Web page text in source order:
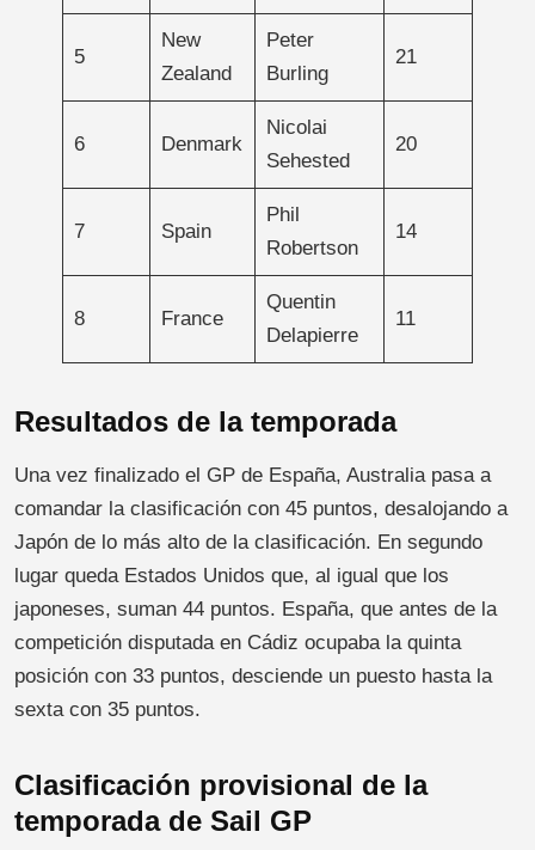
5
New
Zealand
Peter
Burling
21
6 Denmark
Nicolai
Sehested
20
7 Spain
Phil
Robertson
14
8 France
Quentin
Delapierre
11
Resultados de la temporada
Una vez finalizado el GP de España, Australia pasa a
comandar la clasificación con 45 puntos, desalojando a
Japón de lo más alto de la clasificación. En segundo
lugar queda Estados Unidos que, al igual que los
japoneses, suman 44 puntos. España, que antes de la
competición disputada en Cádiz ocupaba la quinta
posición con 33 puntos, desciende un puesto hasta la
sexta con 35 puntos.
Clasificación provisional de la
temporada de Sail GP